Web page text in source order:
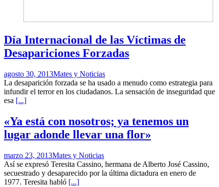
Día Internacional de las Víctimas de
Desapariciones Forzadas
agosto 30, 2013Mates y Noticias
La desaparición forzada se ha usado a menudo como estrategia para
infundir el terror en los ciudadanos. La sensación de inseguridad que
esa [...]
«Ya está con nosotros; ya tenemos un
lugar adonde llevar una flor»
marzo 23, 2013Mates y Noticias
Así se expresó Teresita Cassino, hermana de Alberto José Cassino,
secuestrado y desaparecido por la última dictadura en enero de
1977. Teresita habló [...]